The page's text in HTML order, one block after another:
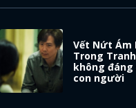
Vết Nứt Ám
Trong
không đáng
con người